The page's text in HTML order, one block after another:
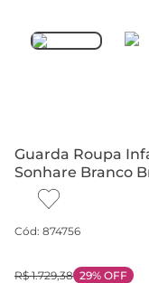
Guarda Roupa
Sonhare Branco
Cód: 874756
R$ 1.729,38 29% OFF